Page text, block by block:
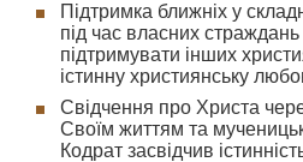
Підтримка ближніх у
під час власних
підтримувати інших
істинну християнську
Свідчення про Христа
Своїм життям та
Кодрат засвідчив